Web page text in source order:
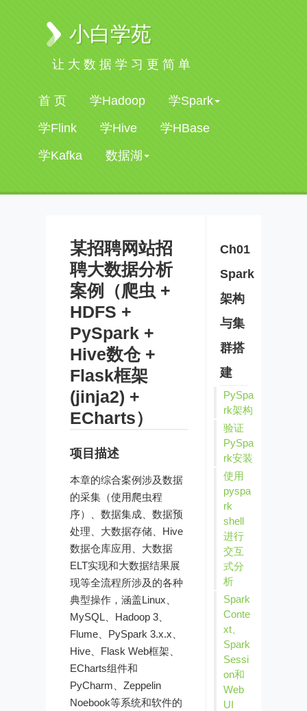
小白学苑
让大数据学习更简单
首 页 学Hadoop
学Spark
学Flink
学Hive
学HBase
学Kafka
数据湖
某招聘网站招
聘大数据分析
案例（爬虫 +
HDFS +
PySpark +
Hive数仓 +
Flask框架
(jinja2) +
ECharts）
项目描述
本章的综合案例涉及数据
的采集（使用爬虫程
序）、数据集成、数据预
处理、大数据存储、Hive
数据仓库应用、大数据
ELT实现和大数据结果展
现等全流程所涉及的各种
典型操作，涵盖Linux、
MySQL、Hadoop 3、
Flume、PySpark 3.x.x、
Hive、Flask Web框架、
ECharts组件和
PyCharm、Zeppelin
Noebook等系统和软件的
Ch01
Spark
架构
与集
群搭
建
PySpa
rk架构
验证
PySpa
rk安装
使用
pyspa
rk
shell
进行
交互
式分
析
Spark
Conte
xt、
Spark
Sessi
on和
Web
UI